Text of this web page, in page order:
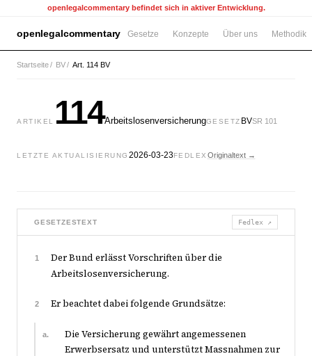
openlegalcommentary befindet sich in aktiver Entwicklung.
openlegalcommentary Gesetze Konzepte Über uns Methodik
Startseite/ BV/ Art. 114 BV
ARTIKEL 114ArbeitslosenversicherungGESETZ BVSR 101
LETZTE AKTUALISIERUNG 2026-03-23FEDLEX Originaltext →
GESETZESTEXT Fedlex ↗
1
Der Bund erlässt Vorschriften über die
Arbeitslosenversicherung.
2 Er beachtet dabei folgende Grundsätze:
a.
Die Versicherung gewährt angemessenen
Erwerbsersatz und unterstützt Massnahmen zur